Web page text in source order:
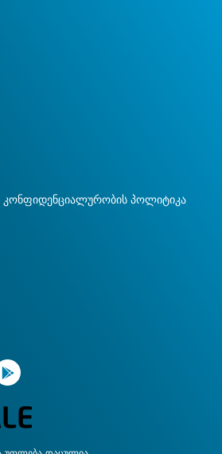
კონფიდენციალურობის პოლიტიკა